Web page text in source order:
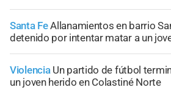
Santa FeAllanamientos en barrio
detenido por intentar matar a un
Violencia Un partido de fútbol
un joven herido en Colastiné Norte